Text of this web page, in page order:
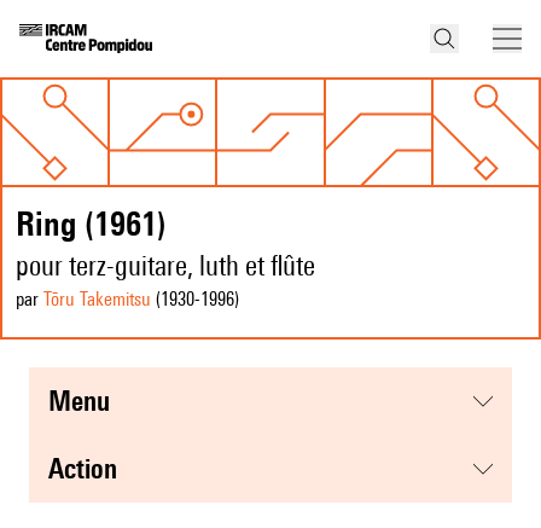
Ring (1961)
pour terz-guitare, luth et flûte
par Tōru Takemitsu (1930-1996)
menu
action